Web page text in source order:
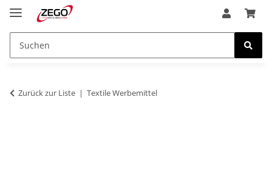
Zurück zur Liste Textile Werbemittel